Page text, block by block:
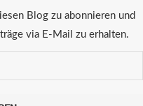
Blog zu abonnieren und
via E-Mail zu erhalten.